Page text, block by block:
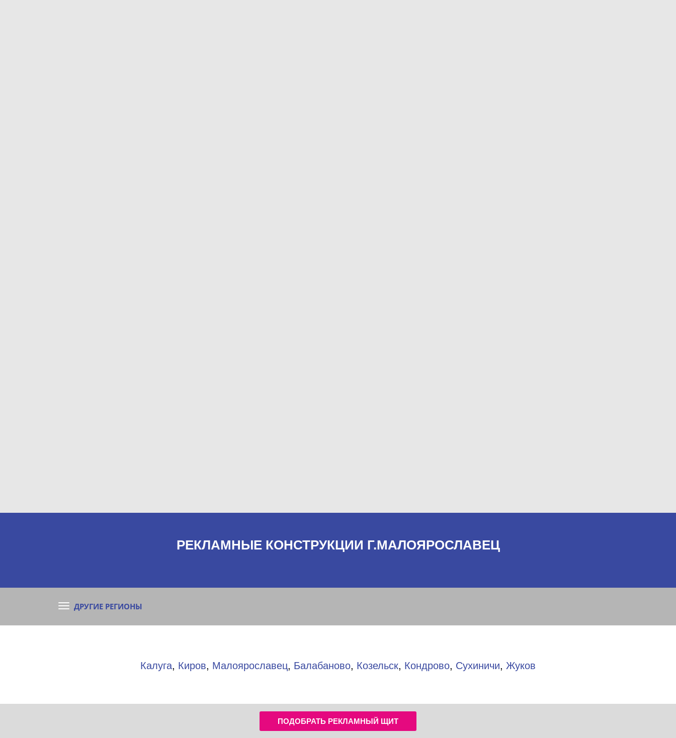
РЕКЛАМНЫЕ КОНСТРУКЦИИ Г.МАЛОЯРОСЛАВЕЦ
ДРУГИЕ РЕГИОНЫ
Калуга, Киров, Малоярославец, Балабаново, Козельск, Кондрово, Сухиничи, Жуков
ПОДОБРАТЬ РЕКЛАМНЫЙ ЩИТ